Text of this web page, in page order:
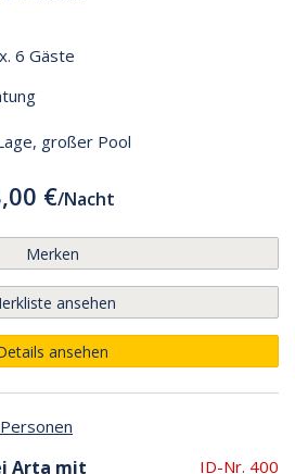
6 Gäste
großer Pool
€/Nacht
Merken
ansehen
ansehen
Arta mit
ID-Nr. 400